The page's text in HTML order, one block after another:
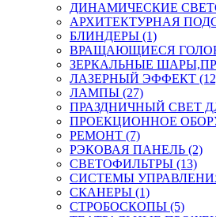
ДИНАМИЧЕСКИЕ
АРХИТЕКТУРНАЯ
БЛИНДЕРЫ (1)
ВРАЩАЮЩИЕСЯ
ЗЕРКАЛЬНЫЕ
ЛАЗЕРНЫЙ ЭФФЕКТ
ЛАМПЫ (27)
ПРАЗДНИЧНЫЙ СВЕТ
ПРОЕКЦИОННОЕ
РЕМОНТ (7)
РЭКОВАЯ ПАНЕЛЬ (2)
СВЕТОФИЛЬТРЫ (13)
СИСТЕМЫ
СКАНЕРЫ (1)
СТРОБОСКОПЫ (5)